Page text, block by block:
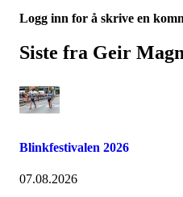
Logg inn for å skrive en
Siste fra Geir
Blinkfestivalen 2026
07.08.2026